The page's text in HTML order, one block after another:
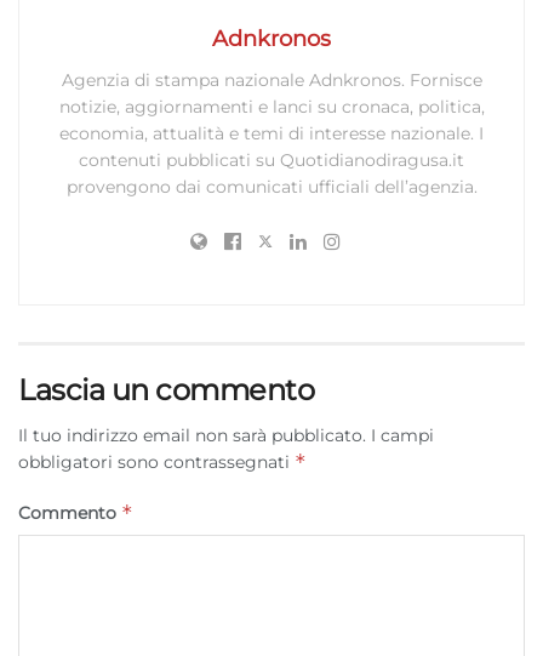
Adnkronos
Agenzia di stampa nazionale Adnkronos. Fornisce
notizie, aggiornamenti e lanci su cronaca, politica,
economia, attualità e temi di interesse nazionale. I
contenuti pubblicati su Quotidianodiragusa.it
provengono dai comunicati ufficiali dell’agenzia.
Lascia un commento
Il tuo indirizzo email non sarà pubblicato. I campi
obbligatori sono contrassegnati *
Commento *